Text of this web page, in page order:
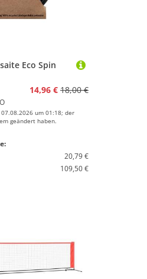
Eco Spin
14,96 € 18,00 €
um 01:18; der
geändert haben.
20,79 €
109,50 €